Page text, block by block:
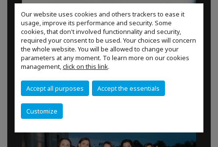
Our website uses cookies and others trackers to ease it
usage, improve its performance and security. Some
cookies, that don't involved functionnality and security,
required your consent to be used. Your choices will concern
the whole website. You will be allowed to change your
parameters at any moment. To learn more on our cookies
management,click on this link.
Accept all purposes Accept the essentials
Customize